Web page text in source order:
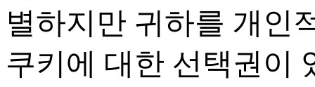
별하지만 귀하를 개인
쿠키에 대한 선택권이